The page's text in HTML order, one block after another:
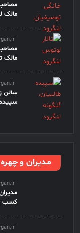
مالک
مالک
سالن
سپیده
مدیران و
کسب و